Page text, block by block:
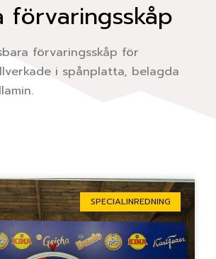
förvaringsskåp
förvaringsskåp för
i spånplatta, belagda
SPECIALINREDNING
Sida Sida Sida Sida